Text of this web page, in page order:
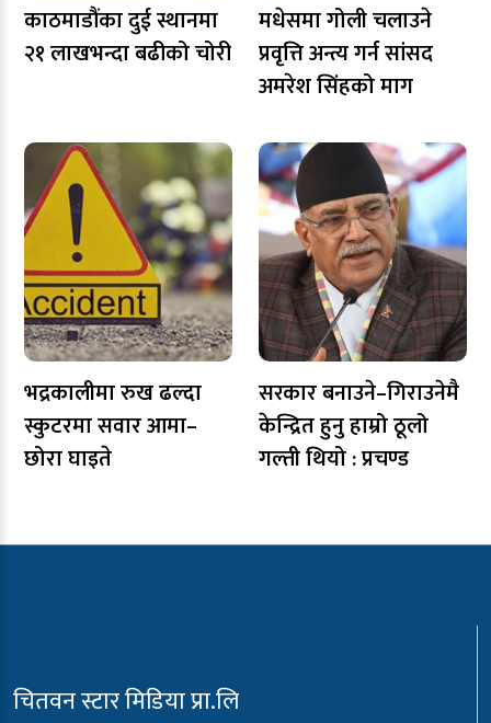
काठमाडौंका दुई स्थानमा
२१ लाखभन्दा बढीको चोरी
मधेसमा गोली चलाउने
प्रवृत्ति अन्त्य गर्न सांसद
अमरेश सिंहको माग
भद्रकालीमा रुख ढल्दा
स्कुटरमा सवार आमा–
छोरा घाइते
सरकार बनाउने–गिराउनेमै
केन्द्रित हुनु हाम्रो ठूलो
गल्ती थियो : प्रचण्ड
चितवन स्टार मिडिया प्रा.लि